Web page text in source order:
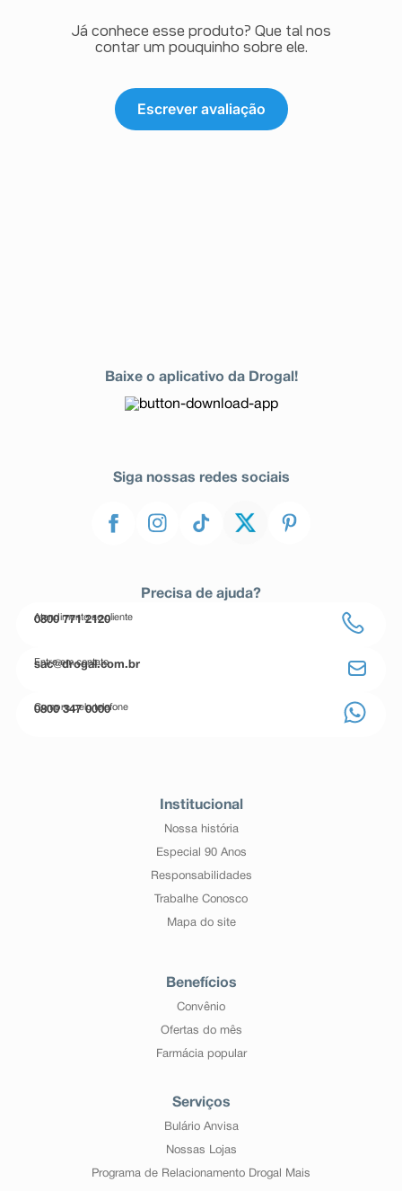
Já conhece esse produto? Que tal nos
contar um pouquinho sobre ele.
Escrever avaliação
Baixe o aplicativo da Drogal!
Siga nossas redes sociais
Precisa de ajuda?
Atendimento ao cliente
0800 771 2120
Entre em contato
sac@drogal.com.br
Compre pelo telefone
0800 347 0000
Institucional
Nossa história
Especial 90 Anos
Responsabilidades
Trabalhe Conosco
Mapa do site
Benefícios
Convênio
Ofertas do mês
Farmácia popular
Serviços
Bulário Anvisa
Nossas Lojas
Programa de Relacionamento Drogal Mais